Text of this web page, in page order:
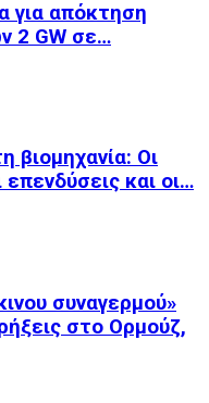
για απόκτηση
2 GW σε…
βιομηχανία: Οι
επενδύσεις και οι…
συναγερμού»
στο Ορμούζ,